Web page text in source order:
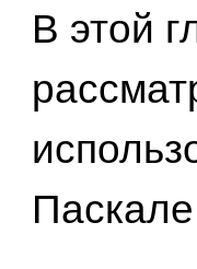
В этой